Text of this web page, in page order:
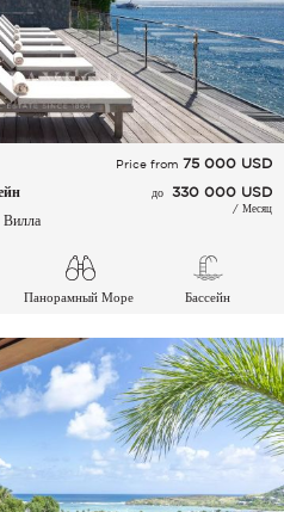
Price from 75 000 USD
до 330 000 USD
/ Месяц
Вилла
Панорамный Море Бассейн